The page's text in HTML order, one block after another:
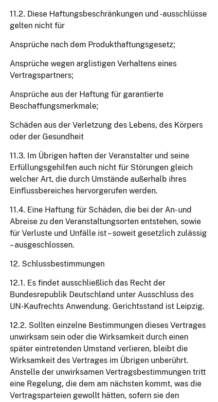
11.2. Diese Haftungsbeschränkungen und -ausschlüsse
gelten nicht für
Ansprüche nach dem Produkthaftungsgesetz;
Ansprüche wegen arglistigen Verhaltens eines
Vertragspartners;
Ansprüche aus der Haftung für garantierte
Beschaffungsmerkmale;
Schäden aus der Verletzung des Lebens, des Körpers
oder der Gesundheit
11.3. Im Übrigen haften der Veranstalter und seine
Erfüllungsgehilfen auch nicht für Störungen gleich
welcher Art, die durch Umstände außerhalb ihres
Einflussbereiches hervorgerufen werden.
11.4. Eine Haftung für Schäden, die bei der An- und
Abreise zu den Veranstaltungsorten entstehen, sowie
für Verluste und Unfälle ist – soweit gesetzlich zulässig
– ausgeschlossen.
12. Schlussbestimmungen
12.1. Es findet ausschließlich das Recht der
Bundesrepublik Deutschland unter Ausschluss des
UN-Kaufrechts Anwendung. Gerichtsstand ist Leipzig.
12.2. Sollten einzelne Bestimmungen dieses Vertrages
unwirksam sein oder die Wirksamkeit durch einen
später eintretenden Umstand verlieren, bleibt die
Wirksamkeit des Vertrages im Übrigen unberührt.
Anstelle der unwirksamen Vertragsbestimmungen tritt
eine Regelung, die dem am nächsten kommt, was die
Vertragsparteien gewollt hätten, sofern sie den